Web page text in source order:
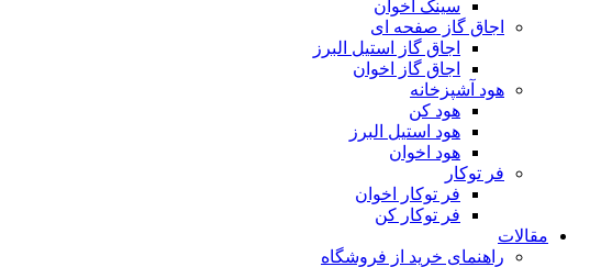
سینک اخوان
اجاق گاز صفحه ای
اجاق گاز استیل البرز
اجاق گاز اخوان
هود آشپزخانه
هود کن
هود استیل البرز
هود اخوان
فر توکار
فر توکار اخوان
فر توکار کن
مقالات
راهنمای خرید از فروشگاه